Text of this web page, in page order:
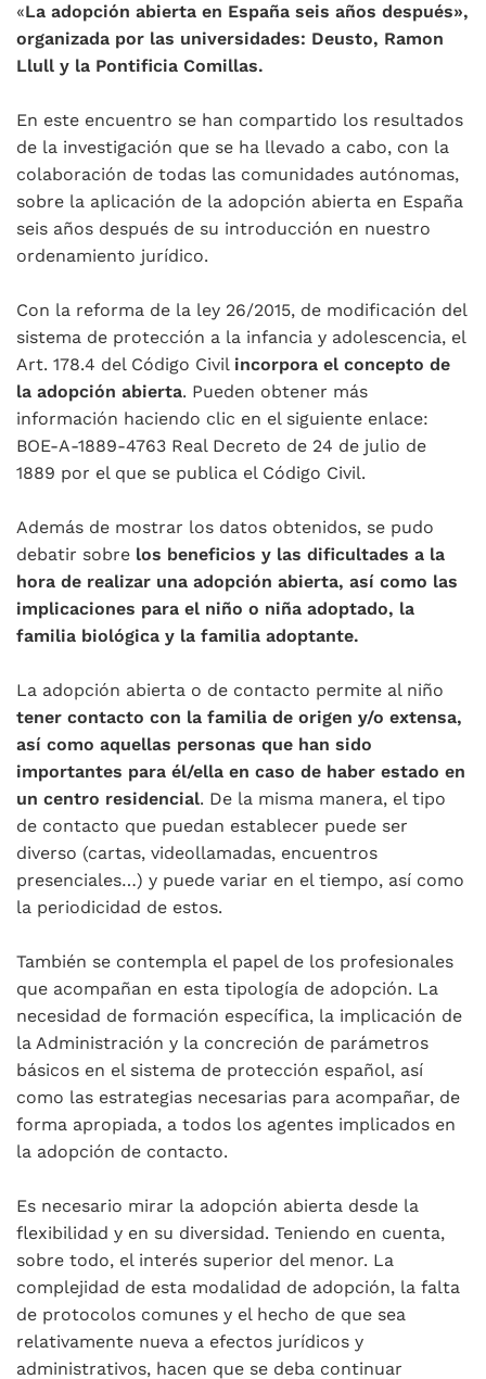
«La adopción abierta en España seis años después»,
organizada por las universidades: Deusto, Ramon
Llull y la Pontificia Comillas.
En este encuentro se han compartido los resultados
de la investigación que se ha llevado a cabo, con la
colaboración de todas las comunidades autónomas,
sobre la aplicación de la adopción abierta en España
seis años después de su introducción en nuestro
ordenamiento jurídico.
Con la reforma de la ley 26/2015, de modificación del
sistema de protección a la infancia y adolescencia, el
Art. 178.4 del Código Civil incorpora el concepto de
la adopción abierta. Pueden obtener más
información haciendo clic en el siguiente enlace:
BOE-A-1889-4763 Real Decreto de 24 de julio de
1889 por el que se publica el Código Civil.
Además de mostrar los datos obtenidos, se pudo
debatir sobre los beneficios y las dificultades a la
hora de realizar una adopción abierta, así como las
implicaciones para el niño o niña adoptado, la
familia biológica y la familia adoptante.
La adopción abierta o de contacto permite al niño
tener contacto con la familia de origen y/o extensa,
así como aquellas personas que han sido
importantes para él/ella en caso de haber estado en
un centro residencial. De la misma manera, el tipo
de contacto que puedan establecer puede ser
diverso (cartas, videollamadas, encuentros
presenciales…) y puede variar en el tiempo, así como
la periodicidad de estos.
También se contempla el papel de los profesionales
que acompañan en esta tipología de adopción. La
necesidad de formación específica, la implicación de
la Administración y la concreción de parámetros
básicos en el sistema de protección español, así
como las estrategias necesarias para acompañar, de
forma apropiada, a todos los agentes implicados en
la adopción de contacto.
Es necesario mirar la adopción abierta desde la
flexibilidad y en su diversidad. Teniendo en cuenta,
sobre todo, el interés superior del menor. La
complejidad de esta modalidad de adopción, la falta
de protocolos comunes y el hecho de que sea
relativamente nueva a efectos jurídicos y
administrativos, hacen que se deba continuar